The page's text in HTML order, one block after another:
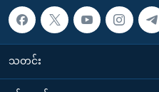
သတင်း